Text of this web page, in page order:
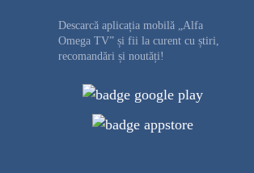
Descarcă aplicația mobilă „Alfa
Omega TV” și fii la curent cu știri,
recomandări și noutăți!